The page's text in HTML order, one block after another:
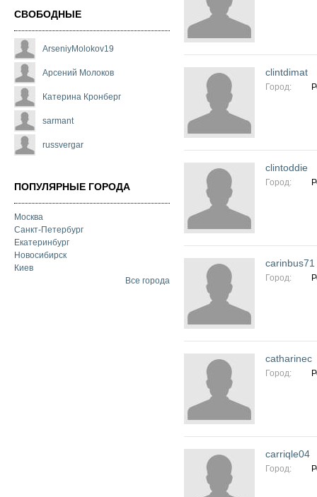
СВОБОДНЫЕ
ArseniyMolokov19
Арсений Молоков
Катерина Кронберг
sarmant
russvergar
ПОПУЛЯРНЫЕ ГОРОДА
Москва
Санкт-Петербург
Екатеринбург
Новосибирск
Киев
Все города
clintdimat
Город:
clintoddie
Город:
carinbus71
Город:
catharinec
Город:
carriqle04
Город: